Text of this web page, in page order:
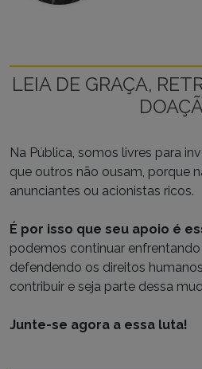
LEIA DE GRAÇA,
Na Pública, somos livres para
que outros não ousam, porque
anunciantes ou acionistas ricos.
É por isso que seu apoio é
podemos continuar
defendendo os direitos
contribuir e seja parte dessa
Junte-se agora a essa luta!